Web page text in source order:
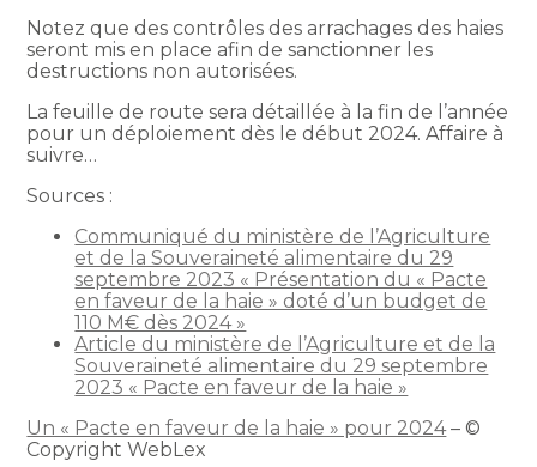
Notez que des contrôles des arrachages des haies
seront mis en place afin de sanctionner les
destructions non autorisées.
La feuille de route sera détaillée à la fin de l’année
pour un déploiement dès le début 2024. Affaire à
suivre…
Sources :
Communiqué du ministère de l’Agriculture
et de la Souveraineté alimentaire du 29
septembre 2023 « Présentation du « Pacte
en faveur de la haie » doté d’un budget de
110 M€ dès 2024 »
Article du ministère de l’Agriculture et de la
Souveraineté alimentaire du 29 septembre
2023 « Pacte en faveur de la haie »
Un « Pacte en faveur de la haie » pour 2024– ©
Copyright WebLex